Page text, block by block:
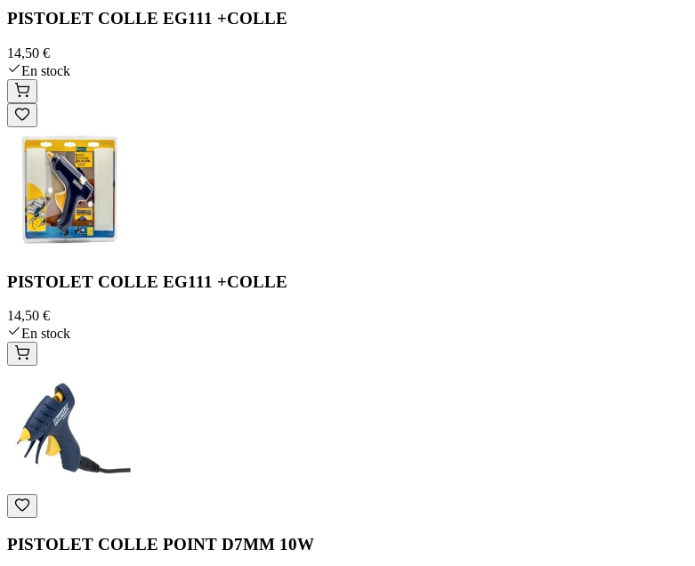
PISTOLET COLLE EG111 +COLLE
14,50 €
En stock
PISTOLET COLLE EG111 +COLLE
14,50 €
En stock
PISTOLET COLLE POINT D7MM 10W